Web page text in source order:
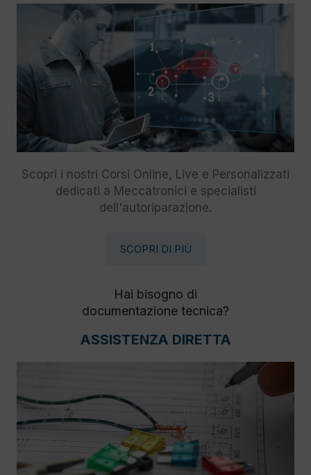
Scopri i nostri Corsi Online, Live e Personalizzati
dedicati a Meccatronici e specialisti
dell'autoriparazione.
SCOPRI DI PIÙ
Hai bisogno di
documentazione tecnica?
ASSISTENZA DIRETTA